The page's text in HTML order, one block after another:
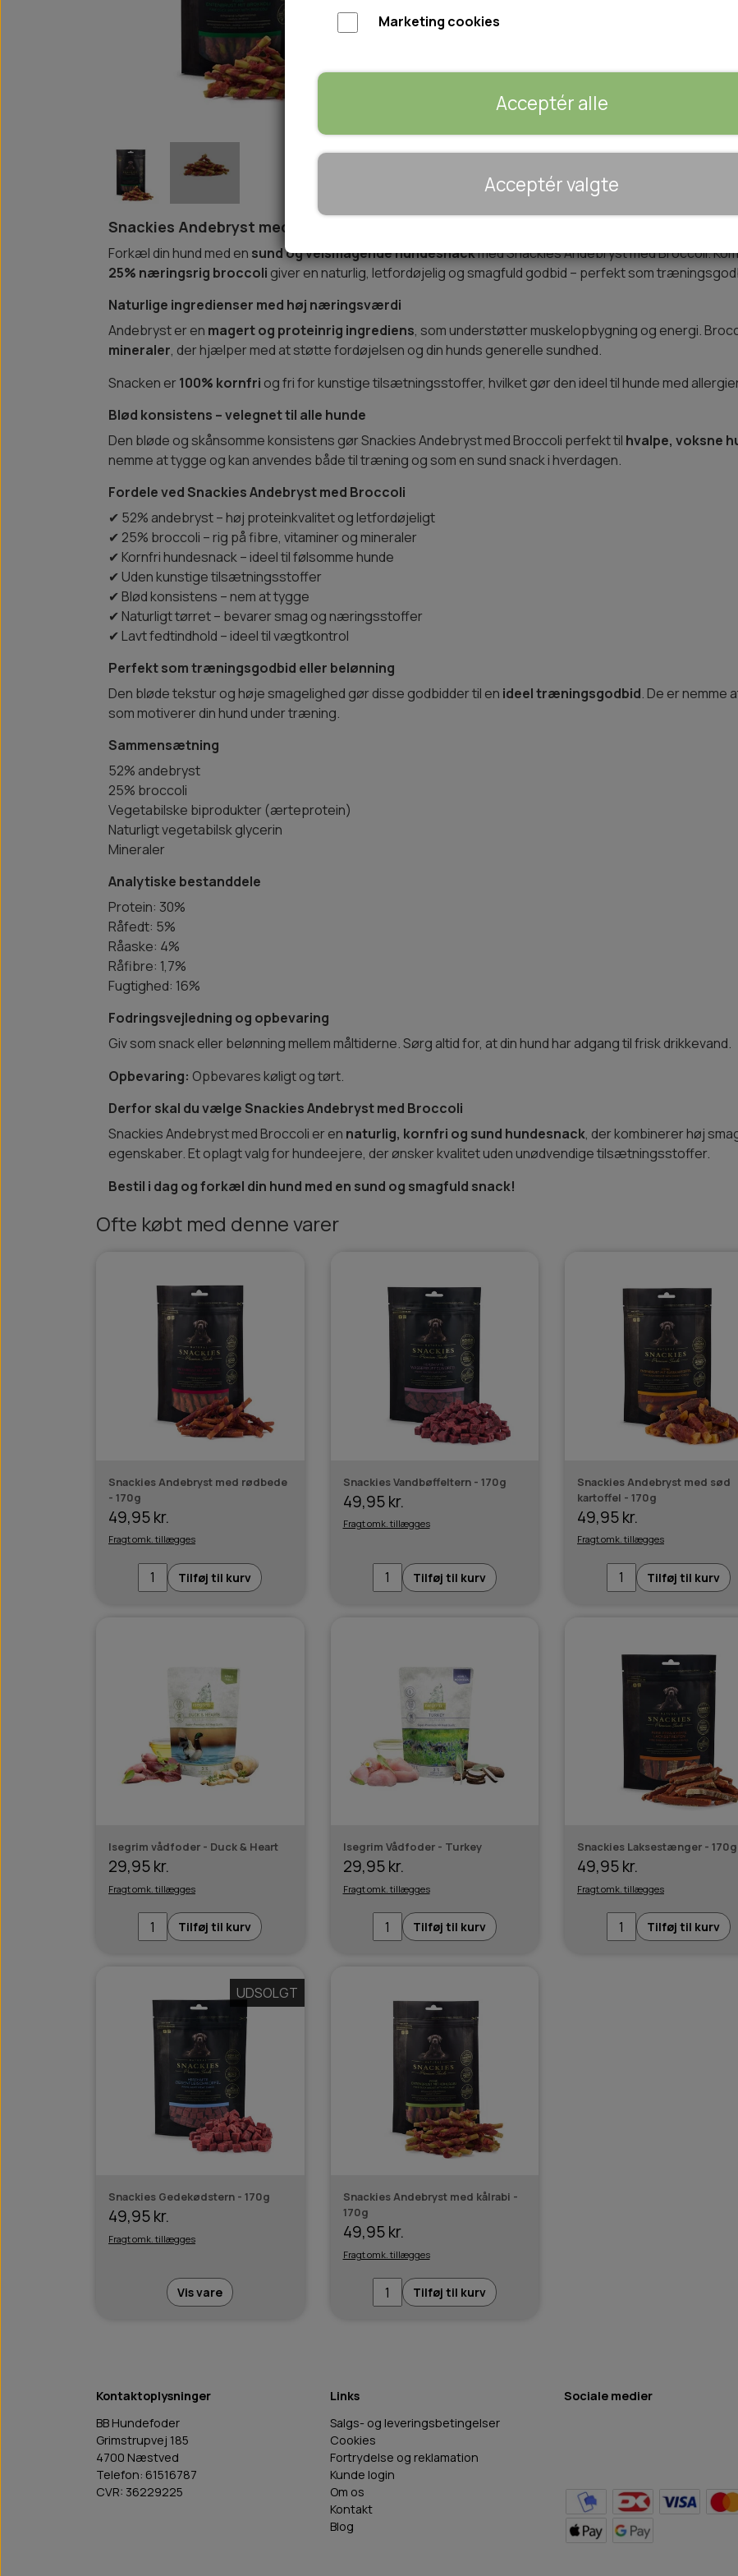
WOOLF ULTIMATE
WOLFSBLUT
WOLFBLUT VETLINE
KOSTTILSKUD
🐾 UDSTYR & KOMFORT
TRANSPORT
SENGE OG TÆPPER
SOMMERTING
Indhold: 170g
Giv mig besked når varen kan købes igen
Snackies Andebryst med Broccoli – Kornfri hundesnack med 52% and
Forkæl din hund med en sund og velsmagende hundesnackmed Snackies Andebryst med Broccoli.
25% næringsrig broccoli giver en naturlig, letfordøjelig og smagfuld godbid – perfekt som
Naturlige ingredienser med høj næringsværdi
Andebryst er en magert og proteinrig ingrediens, som understøtter muskelopbygning og energi.
mineraler, der hjælper med at støtte fordøjelsen og din hunds generelle sundhed.
Snacken er100% kornfri og fri for kunstige tilsætningsstoffer, hvilket gør den ideel til hunde med
Blød konsistens – velegnet til alle hunde
Den bløde og skånsomme konsistens gør Snackies Andebryst med Broccoli perfekt til hvalpe, voksne
nemme at tygge og kan anvendes både til træning og som en sund snack i hverdagen.
Fordele ved Snackies Andebryst med Broccoli
✔ 52% andebryst – høj proteinkvalitet og letfordøjeligt
✔ 25% broccoli – rig på fibre, vitaminer og mineraler
✔ Kornfri hundesnack – ideel til følsomme hunde
✔ Uden kunstige tilsætningsstoffer
✔ Blød konsistens – nem at tygge
✔ Naturligt tørret – bevarer smag og næringsstoffer
✔ Lavt fedtindhold – ideel til vægtkontrol
Perfekt som træningsgodbid eller belønning
Den bløde tekstur og høje smagelighed gør disse godbidder til en ideel træningsgodbid. De er nemme
som motiverer din hund under træning.
Sammensætning
52% andebryst
25% broccoli
Vegetabilske biprodukter (ærteprotein)
Naturligt vegetabilsk glycerin
Mineraler
Analytiske bestanddele
Protein: 30%
Råfedt: 5%
Råaske: 4%
Råfibre: 1,7%
Fugtighed: 16%
Fodringsvejledning og opbevaring
Giv som snack eller belønning mellem måltiderne. Sørg altid for, at din hund har adgang til frisk drikkevand.
Opbevaring: Opbevares køligt og tørt.
Derfor skal du vælge Snackies Andebryst med Broccoli
Snackies Andebryst med Broccoli er en naturlig, kornfri og sund hundesnack, der kombinerer høj
egenskaber. Et oplagt valg for hundeejere, der ønsker kvalitet uden unødvendige tilsætningsstoffer.
Bestil i dag og forkæl din hund med en sund og smagfuld snack!
Ofte købt med denne varer
Snackies Andebryst med rødbede
- 170g
49,95 kr.
Fragt omk. tillægges
Tilføj til kurv
Snackies Vandbøffeltern - 170g
49,95 kr.
Fragt omk. tillægges
Tilføj til kurv
Snackies Andebryst med sød
kartoffel - 170g
49,95 kr.
Fragt omk. tillægges
Tilføj til kurv
Isegrim vådfoder - Duck & Heart
29,95 kr.
Fragt omk. tillægges
Tilføj til kurv
Isegrim Vådfoder - Turkey
29,95 kr.
Fragt omk. tillægges
Tilføj til kurv
Snackies Laksestænger - 170g
49,95 kr.
Fragt omk. tillægges
Tilføj til kurv
UDSOLGT
Snackies Gedekødstern - 170g
49,95 kr.
Fragt omk. tillægges
Vis vare
Snackies Andebryst med kålrabi -
170g
49,95 kr.
Fragt omk. tillægges
Tilføj til kurv
Kontaktoplysninger
BB Hundefoder
Grimstrupvej 185
4700 Næstved
Telefon: 61516787
CVR: 36229225
Links
Salgs- og leveringsbetingelser
Cookies
Fortrydelse og reklamation
Kunde login
Om os
Kontakt
Blog
Sociale medier
Marketing cookies
Acceptér alle
Acceptér valgte